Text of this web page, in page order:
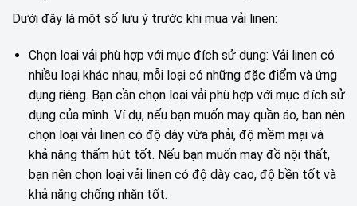
Dưới đây là một số lưu ý trước khi mua vải linen:
Chọn loại vải phù hợp với mục đích sử dụng: Vải linen có
nhiều loại khác nhau, mỗi loại có những đặc điểm và ứng
dụng riêng. Bạn cần chọn loại vải phù hợp với mục đích sử
dụng của mình. Ví dụ, nếu bạn muốn may quần áo, bạn nên
chọn loại vải linen có độ dày vừa phải, độ mềm mại và
khả năng thấm hút tốt. Nếu bạn muốn may đồ nội thất,
bạn nên chọn loại vải linen có độ dày cao, độ bền tốt và
khả năng chống nhăn tốt.